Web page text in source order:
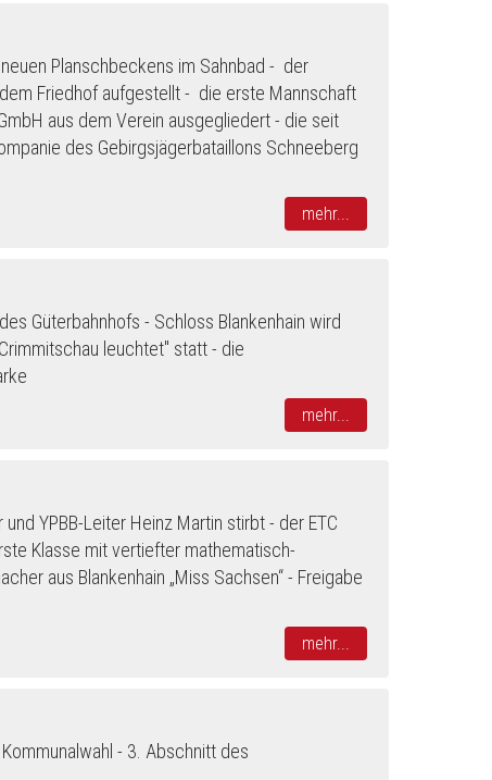
Planschbeckens im Sahnbad - der
Friedhof aufgestellt - die erste Mannschaft
aus dem Verein ausgegliedert - die seit
des Gebirgsjägerbataillons Schneeberg
mehr...
Güterbahnhofs - Schloss Blankenhain wird
leuchtet" statt - die
mehr...
YPBB-Leiter Heinz Martin stirbt - der ETC
Klasse mit vertiefter mathematisch-
aus Blankenhain „Miss Sachsen“- Freigabe
mehr...
- 3. Abschnitt des